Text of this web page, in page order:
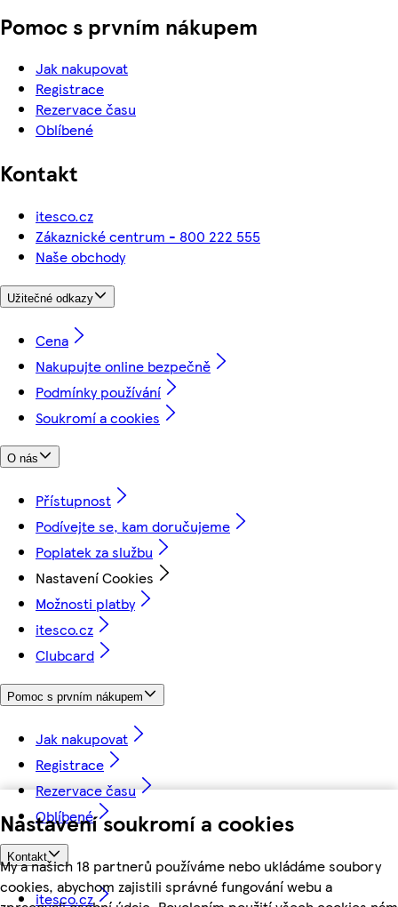
Nastavení soukromí a cookies
My a našich 18 partnerů používáme nebo ukládáme soubory
cookies, abychom zajistili správné fungování webu a
Pomoc s prvním nákupem
Jak nakupovat
Registrace
Rezervace času
Oblíbené
Kontakt
itesco.cz
Zákaznické centrum - 800 222 555
Naše obchody
Užitečné odkazy
Cena
Nakupujte online bezpečně
Podmínky používání
Soukromí a cookies
O nás
Přístupnost
Podívejte se, kam doručujeme
Poplatek za službu
Nastavení Cookies
Možnosti platby
itesco.cz
Clubcard
Pomoc s prvním nákupem
Jak nakupovat
Registrace
Rezervace času
Oblíbené
Kontakt
itesco.cz